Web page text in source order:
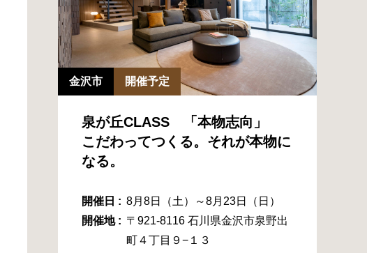
金沢市 開催予定
泉が丘CLASS 「本物志向」
こだわってつくる。それが本物に
なる。
開催日 : 8月8日（土）～8月23日（日）
開催地 : 〒921-8116 石川県金沢市泉野出
町４丁目９−１３